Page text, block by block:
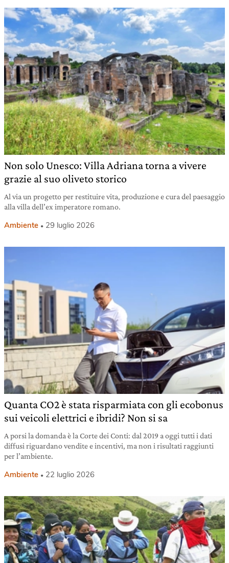
Non solo Unesco: Villa Adriana torna a vivere
grazie al suo oliveto storico
Al via un progetto per restituire vita, produzione e cura del paesaggio
alla villa dell’ex imperatore romano.
Ambiente 29 luglio 2026
Quanta CO2 è stata risparmiata con gli ecobonus
sui veicoli elettrici e ibridi? Non si sa
A porsi la domanda è la Corte dei Conti: dal 2019 a oggi tutti i dati
diffusi riguardano vendite e incentivi, ma non i risultati raggiunti
per l’ambiente.
Ambiente 22 luglio 2026